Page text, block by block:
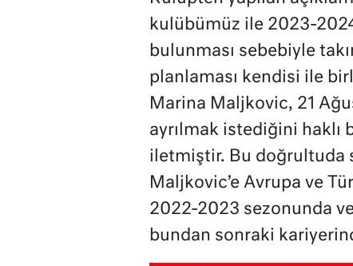
kulübümüz ile 2023-
bulunması sebebiyle
planlaması kendisi ile
Marina Maljkovic, 21
ayrılmak istediğini haklı
iletmiştir. Bu doğrultuda
Maljkovic’e Avrupa ve
2022-2023 sezonunda
bundan sonraki